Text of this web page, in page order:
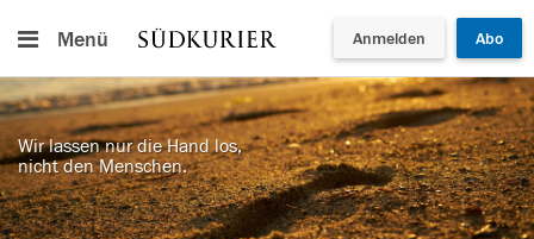
Menü Anmelden Abo
Wir lassen nur die Hand los,
nicht den Menschen.